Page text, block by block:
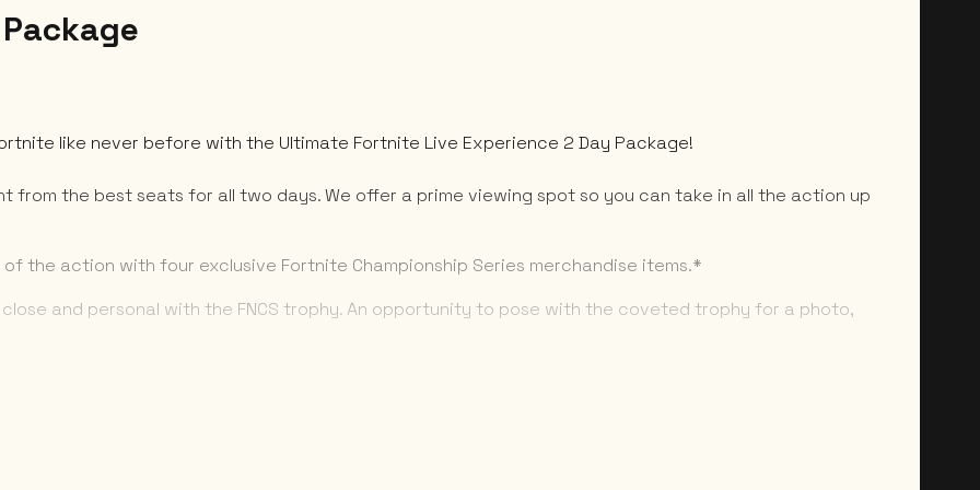
like never before with the Ultimate Fortnite Live Experience 2 Day Package!
from the best seats for all two days. We offer a prime viewing spot so you can take in all the action up
of the action with four exclusive Fortnite Championship Series merchandise items.*
and personal with the FNCS trophy. An opportunity to pose with the coveted trophy for a photo,
shoulders with the stars of the show. This exclusive opportunity allows you to attend one exclusive meet
giving you the chance to interact with your favorite personalities.***
access through a dedicated private entrance, leading into an exclusive lounge, with private bar